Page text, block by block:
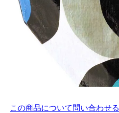
この商品について問い合わせる